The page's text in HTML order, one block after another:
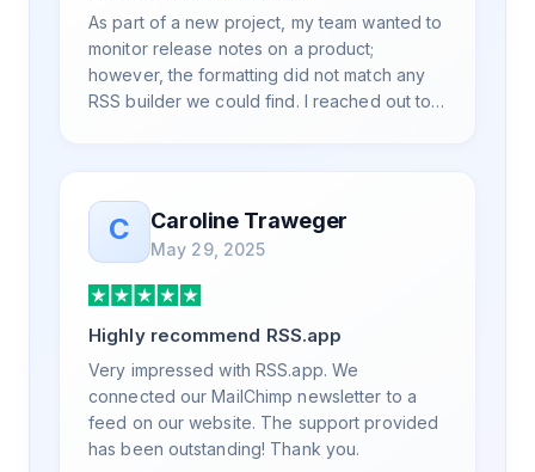
As part of a new project, my team wanted to
monitor release notes on a product;
however, the formatting did not match any
RSS builder we could find. I reached out to
was knowledgeable, kind, and clearly
wanted to understand the issue. It has been
a few weeks, but after many revisions and
direct support, all of my release notes are in
a way that my users understand and find
value in. Honestly, it has been an
exceptional experience, and I will be
pushing everyone I know to RSS.app for
their RSS needs.
C Caroline Traweger
May 29, 2025
Highly recommend RSS.app
Very impressed with RSS.app. We
connected our MailChimp newsletter to a
feed on our website. The support provided
has been outstanding! Thank you.